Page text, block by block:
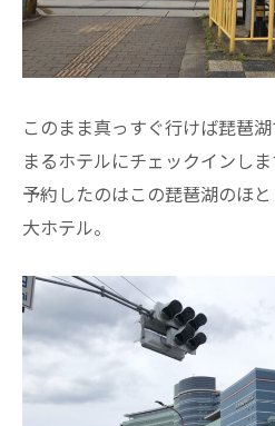
このまま真っすぐ行けば琵琶
まるホテルにチェックインしま
予約したのはこの琵琶湖のほ
大ホテル。